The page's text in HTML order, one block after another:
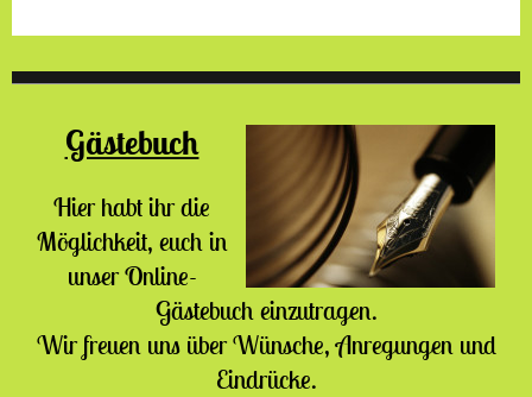
Gästebuch
Hier habt ihr die
Möglichkeit, euch in
unser Online-
Gästebuch einzutragen.
Wir freuen uns über Wünsche, Anregungen und
Eindrücke.